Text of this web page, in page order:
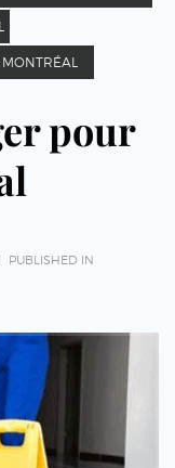
pour
PUBLISHED IN